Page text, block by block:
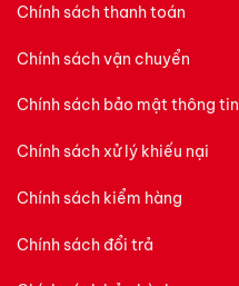
Chính sách thanh toán
Chính sách vận chuyển
Chính sách bảo mật thông tin
Chính sách xử lý khiếu nại
Chính sách kiểm hàng
Chính sách đổi trả